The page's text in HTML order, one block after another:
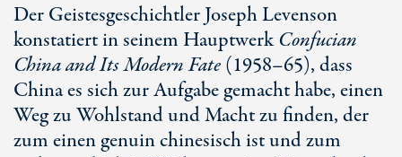
Der Geistesgeschichtler Joseph Levenson
konstatiert in seinem HauptwerkConfucian
China and Its Modern Fate(1958–65), dass
China es sich zur Aufgabe gemacht habe, einen
Weg zu Wohlstand und Macht zu finden, der
zum einen genuin chinesisch ist und zum